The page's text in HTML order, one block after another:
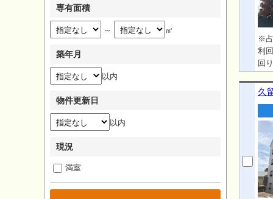
※
利
回
久
専有面積
～ ㎡
築年月
以内
物件更新日
以内
現況
満室